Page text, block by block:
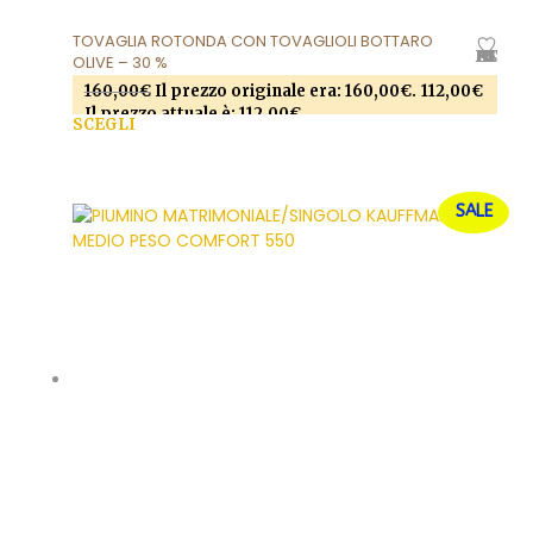
AGGIUNGI ALLA LISTA DEI DESIDERI
TOVAGLIA ROTONDA CON TOVAGLIOLI BOTTARO
OLIVE – 30 %
160,00€ Il prezzo originale era: 160,00€. 112,00€
Il prezzo attuale è: 112,00€.
SCEGLI
possono essere scelte nella pagina del prodotto
SALE